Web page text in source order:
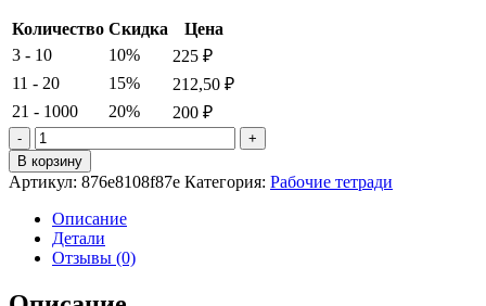
Количество Скидка
Цена
3 - 10
10% 225 ₽
11 - 20
15% 212,50 ₽
21 - 1000
20% 200 ₽
Количество
товара
Биология.
класс.Человек.
Методическое
пособие
В корзину
Артикул: 876e8108f87e Категория: Рабочие тетради
Описание
Детали
Отзывы (0)